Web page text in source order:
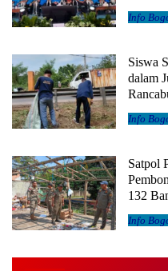
Info
Siswa
dalam
Info
Satpol
132
Didata
Info